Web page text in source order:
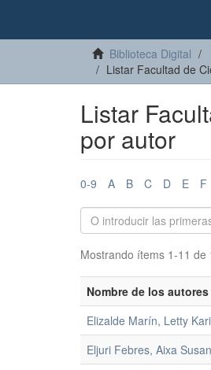
Biblioteca Digital
Listar Facultad de
Listar
por autor
0-9 A B C D E F
Mostrando ítems 1-11 de
Nombre de los autores
Elizalde Marín, Letty
Eljuri Febres, Aixa